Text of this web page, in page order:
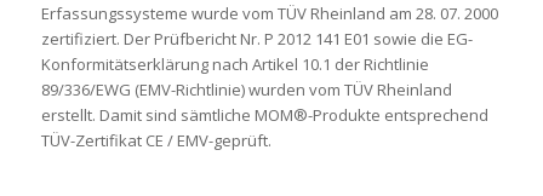
Erfassungssysteme wurde vom TÜV Rheinland am 28. 07. 2000
zertifiziert. Der Prüfbericht Nr. P 2012 141 E01 sowie die EG-
Konformitätserklärung nach Artikel 10.1 der Richtlinie
89/336/EWG (EMV-Richtlinie) wurden vom TÜV Rheinland
erstellt. Damit sind sämtliche MOM®-Produkte entsprechend
TÜV-Zertifikat CE / EMV-geprüft.